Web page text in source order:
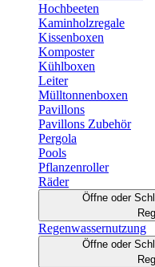
Hochbeeten
Kaminholzregale
Kissenboxen
Komposter
Kühlboxen
Leiter
Mülltonnenboxen
Pavillons
Pavillons Zubehör
Pergola
Pools
Pflanzenroller
Räder
Öffne oder
Regenwassernutzung
Öffne oder